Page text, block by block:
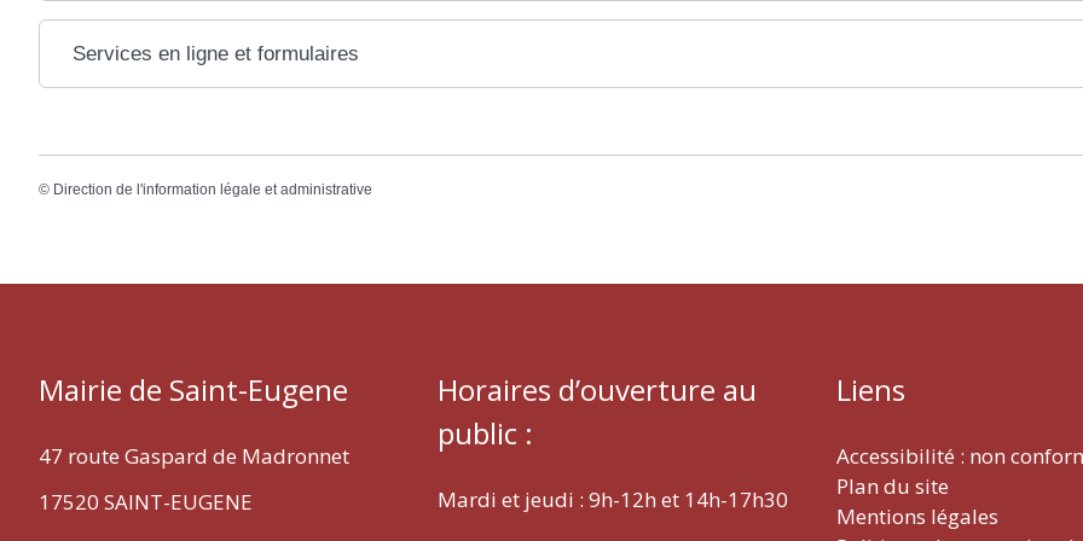
Services en ligne et formulaires
© Direction de l'information légale et administrative
Mairie de Saint-Eugene
47 route Gaspard de Madronnet
17520 SAINT-EUGENE
Horaires d’ouverture au
public :
Mardi et jeudi : 9h-12h et 14h-17h30
Liens
Accessibilité : non
Plan du site
Mentions légales